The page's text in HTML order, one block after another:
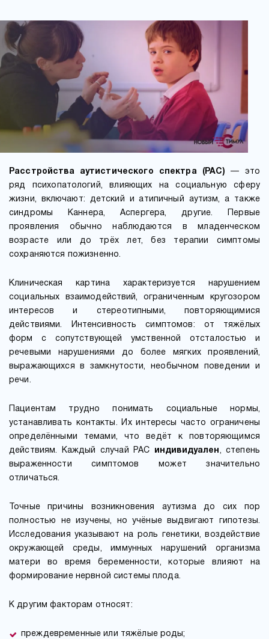
Расстройства аутистического спектра (РАС)
— это
ряд психопатологий, влияющих на социальную сферу
жизни, включают: детский и атипичный аутизм, а также
синдромы Каннера, Аспергера, другие. Первые
проявления обычно наблюдаются в младенческом
возрасте или до трёх лет, без терапии симптомы
сохраняются пожизненно.
Клиническая картина характеризуется нарушением
социальных взаимодействий, ограниченным кругозором
интересов и стереотипными, повторяющимися
действиями. Интенсивность симптомов: от тяжёлых
форм с сопутствующей умственной отсталостью и
речевыми нарушениями до более мягких проявлений,
выражающихся в замкнутости, необычном поведении и
речи.
Пациентам трудно понимать социальные нормы,
устанавливать контакты. Их интересы часто ограничены
определёнными темами, что ведёт к повторяющимся
действиям. Каждый случай РАС
индивидуален , степень
выраженности симптомов может значительно
отличаться.
Точные причины возникновения аутизма до сих пор
полностью не изучены, но учёные выдвигают гипотезы.
Исследования указывают на роль генетики, воздействие
окружающей среды, иммунных нарушений организма
матери во время беременности, которые влияют на
формирование нервной системы плода.
К другим факторам относят:
преждевременные или тяжёлые роды;